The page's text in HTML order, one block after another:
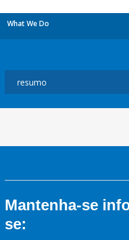
What We Do
Mantenha-se
se: